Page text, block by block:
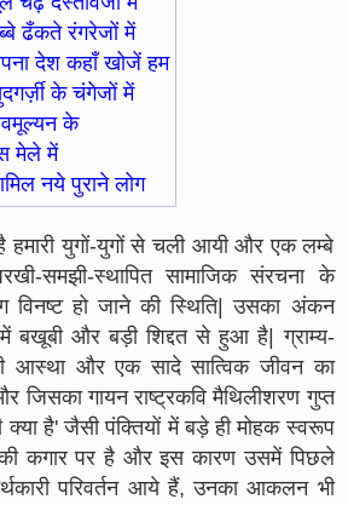
ढँकते रंगरेजों में
देश कहाँ खोजें हम
के चंगेजों में
के
मेले में
नये पुराने लोग
युगों-युगों से चली आयी और एक लम्बे
परखी-समझी-स्थापित सामाजिक संरचना के
विनष्ट हो जाने की स्थिति| उसका अंकन
बखूबी और बड़ी शिद्दत से हुआ है| ग्राम्य-
आस्था और एक सादे सात्विक जीवन का
जिसका गायन राष्ट्रकवि मैथिलीशरण गुप्त
क्या है' जैसी पंक्तियों में बड़े ही मोहक स्वरूप
कगार पर है और इस कारण उसमें पिछले
परिवर्तन आये हैं, उनका आकलन भी